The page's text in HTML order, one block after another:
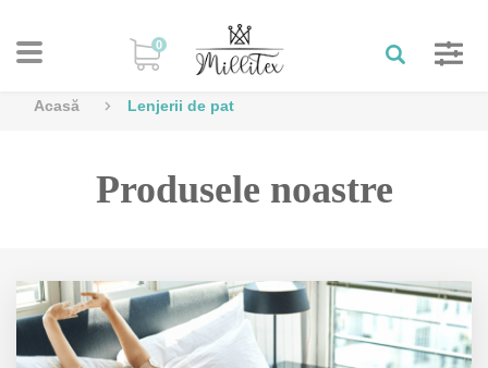
0
Acasă Lenjerii de pat
Produsele noastre